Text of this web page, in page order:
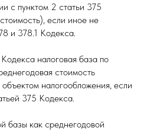
с пунктом 2 статьи 375
если иное не
и 378.1 Кодекса.
налоговая база по
стоимость
налогообложения, если
375 Кодекса.
базы как среднегодовой